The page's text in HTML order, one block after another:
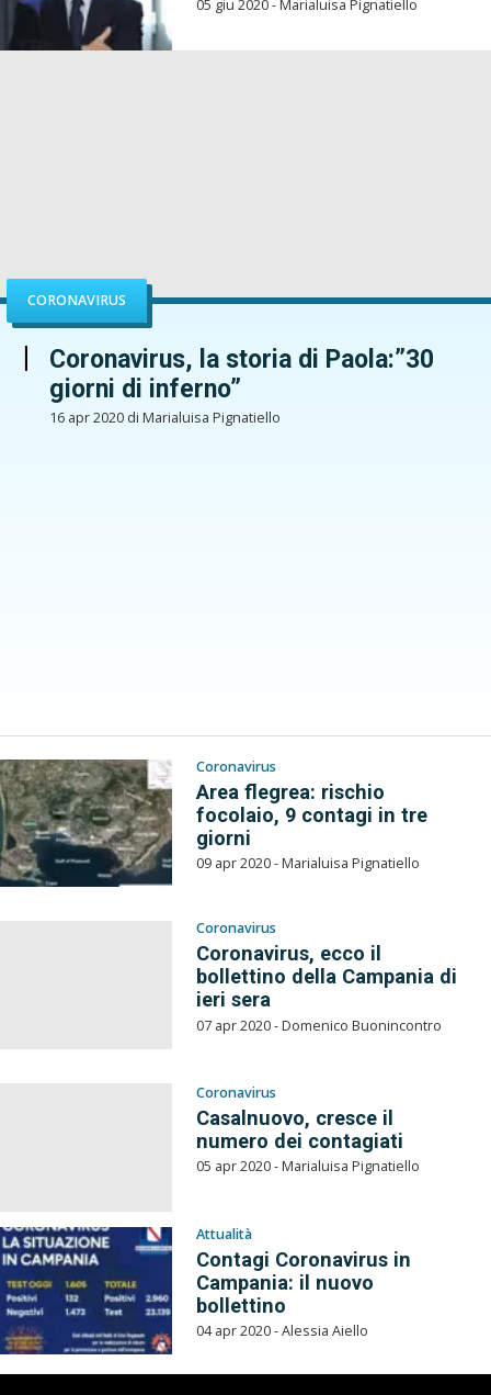
05 giu 2020 - Marialuisa Pignatiello
CORONAVIRUS
Coronavirus, la storia di Paola:”30
giorni di inferno”
16 apr 2020 di Marialuisa Pignatiello
Coronavirus
Area flegrea: rischio
focolaio, 9 contagi in tre
giorni
09 apr 2020 - Marialuisa Pignatiello
Coronavirus
Coronavirus, ecco il
bollettino della Campania di
ieri sera
07 apr 2020 - Domenico Buonincontro
Coronavirus
Casalnuovo, cresce il
numero dei contagiati
05 apr 2020 - Marialuisa Pignatiello
Attualità
Contagi Coronavirus in
Campania: il nuovo
bollettino
04 apr 2020 - Alessia Aiello